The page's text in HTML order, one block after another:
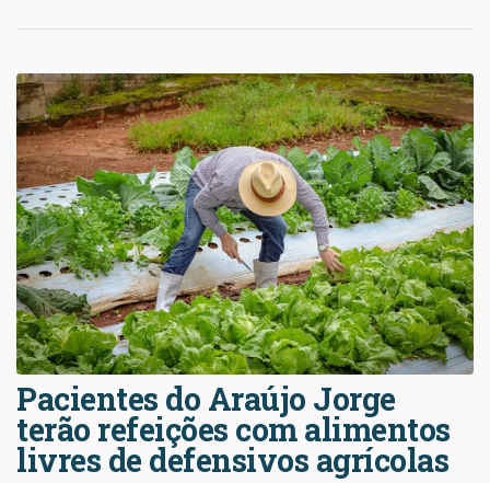
Pacientes do Araújo Jorge
terão refeições com alimentos
livres de defensivos agrícolas